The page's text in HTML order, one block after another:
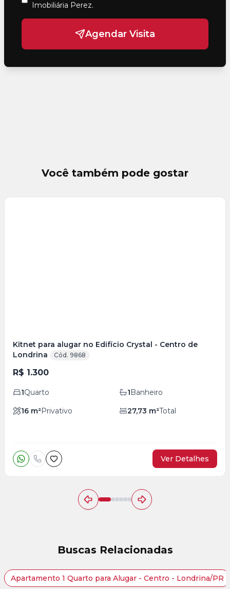
Imobiliária Perez.
Agendar Visita
Você também pode gostar
Kitnet para alugar no Edifício Crystal - Centro de
Londrina
Cód. 9868
R$ 1.300
1Quarto 1Banheiro
16 m²Privativo 27,73 m²Total
Ver Detalhes
Buscas Relacionadas
Apartamento 1 Quarto para Alugar - Centro - Londrina/PR